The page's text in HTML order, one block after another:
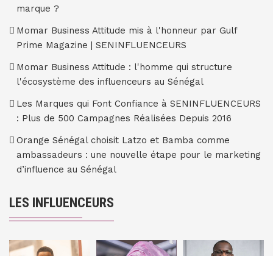
marque ?
Momar Business Attitude mis à l'honneur par Gulf
Prime Magazine | SENINFLUENCEURS
Momar Business Attitude : l'homme qui structure
l'écosystème des influenceurs au Sénégal
Les Marques qui Font Confiance à SENINFLUENCEURS
: Plus de 500 Campagnes Réalisées Depuis 2016
Orange Sénégal choisit Latzo et Bamba comme
ambassadeurs : une nouvelle étape pour le marketing
d’influence au Sénégal
LES INFLUENCEURS